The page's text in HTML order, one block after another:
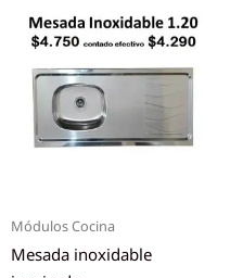
Módulos Cocina
Mesada inoxidable